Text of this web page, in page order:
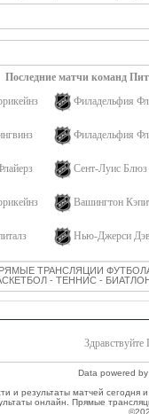
ПЕРИОД0:0
Последние матчи команд
Филадельфия
Филадельфия
Сент-Луис Блюз
Вашингтон
Нью-Джерси
ТРАНСЛЯЦИИ
- ТЕННИС -
Здравствуйте
Data powered by
и результаты матчей
онлайн. Прямые